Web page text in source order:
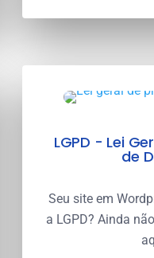
LGPD - Lei
de
Seu site em
a LGPD? Ainda